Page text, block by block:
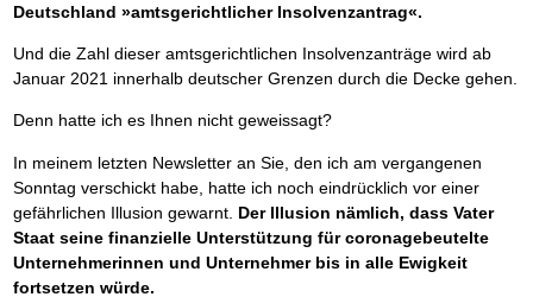
Deutschland »amtsgerichtlicher Insolvenzantrag«.
Und die Zahl dieser amtsgerichtlichen Insolvenzanträge wird ab
Januar 2021 innerhalb deutscher Grenzen durch die Decke gehen.
Denn hatte ich es Ihnen nicht geweissagt?
In meinem letzten Newsletter an Sie, den ich am vergangenen
Sonntag verschickt habe, hatte ich noch eindrücklich vor einer
gefährlichen Illusion gewarnt. Der Illusion nämlich, dass Vater
Staat seine finanzielle Unterstützung für coronagebeutelte
Unternehmerinnen und Unternehmer bis in alle Ewigkeit
fortsetzen würde.